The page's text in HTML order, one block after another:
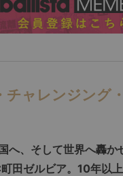
チャレンジング
へ、そして世界へ轟か
田ゼルビア。10年以